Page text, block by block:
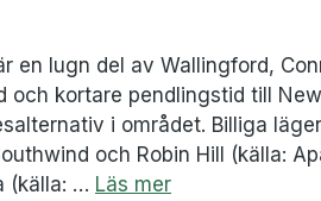
en lugn del av Wallingford,
och kortare pendlingstid till
i området. Billiga
och Robin Hill (källa:
(källa: … Läs mer